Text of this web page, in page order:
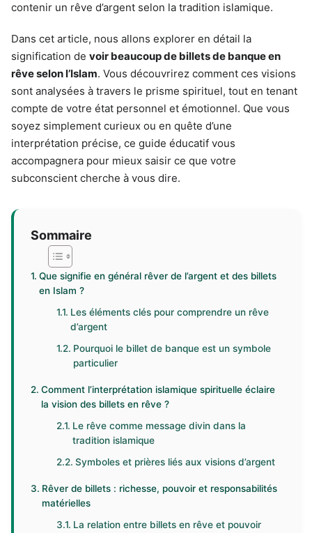
contenir un rêve d’argent selon la tradition islamique.
Dans cet article, nous allons explorer en détail la
signification de voir beaucoup de billets de banque en
rêve selon l’Islam. Vous découvrirez comment ces visions
sont analysées à travers le prisme spirituel, tout en tenant
compte de votre état personnel et émotionnel. Que vous
soyez simplement curieux ou en quête d’une
interprétation précise, ce guide éducatif vous
accompagnera pour mieux saisir ce que votre
subconscient cherche à vous dire.
Sommaire
Que signifie en général rêver de l’argent et des billets
en Islam ?
Les éléments clés pour comprendre un rêve
d’argent
Pourquoi le billet de banque est un symbole
particulier
Comment l’interprétation islamique spirituelle éclaire
la vision des billets en rêve ?
Le rêve comme message divin dans la
tradition islamique
Symboles et prières liés aux visions d’argent
Rêver de billets : richesse, pouvoir et responsabilités
matérielles
La relation entre billets en rêve et pouvoir